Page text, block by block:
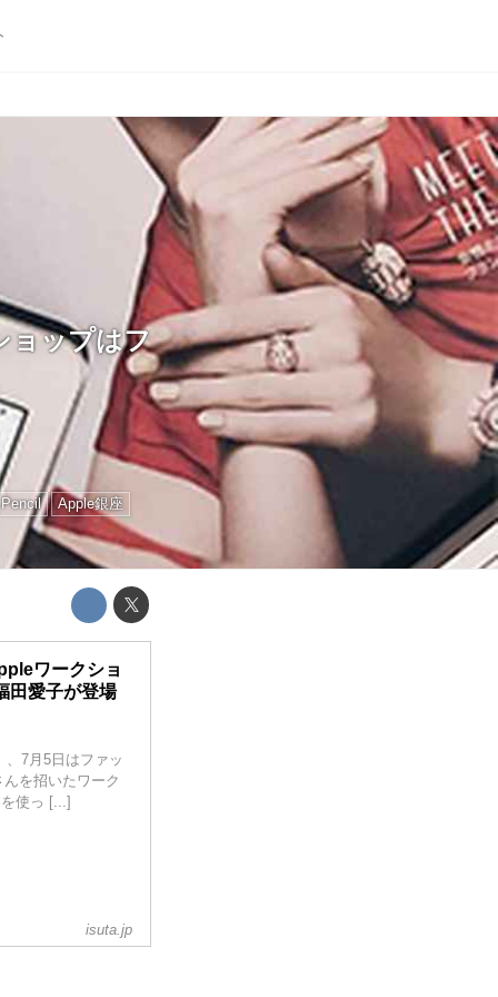
ョップはフ
Apple銀座
ワークショ
田愛子が登場
、7月5日はファッ
を招いたワーク
使っ [...]
isuta.jp